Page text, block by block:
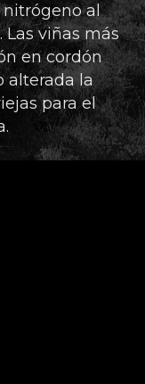
al
Las viñas más
en cordón
alterada la
para el